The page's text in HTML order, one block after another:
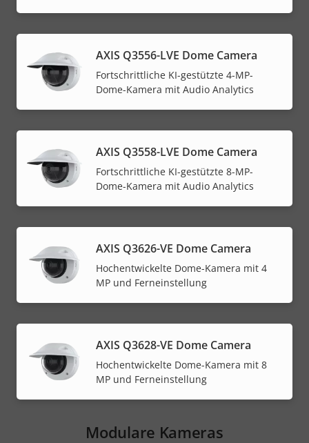
AXIS Q3556-LVE Dome Camera
Fortschrittliche KI-gestützte 4-MP-
Dome-Kamera mit Audio Analytics
AXIS Q3558-LVE Dome Camera
Fortschrittliche KI-gestützte 8-MP-
Dome-Kamera mit Audio Analytics
AXIS Q3626-VE Dome Camera
Hochentwickelte Dome-Kamera mit 4
MP und Ferneinstellung
AXIS Q3628-VE Dome Camera
Hochentwickelte Dome-Kamera mit 8
MP und Ferneinstellung
Modulare Kameras